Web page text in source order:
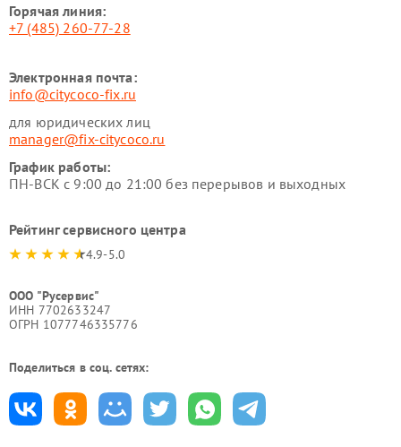
Горячая линия:
+7 (485) 260-77-28
Электронная почта:
info@citycoco-fix.ru
для юридических лиц
manager@fix-citycoco.ru
График работы:
ПН-ВСК с 9:00 до 21:00 без перерывов и выходных
Рейтинг сервисного центра
4.9-5.0
ООО "Русервис"
ИНН 7702633247
ОГРН 1077746335776
Поделиться в соц. сетях: